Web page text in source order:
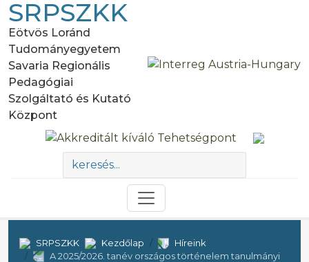
SRPSZKK
Eötvös Loránd
Tudományegyetem
Savaria Regionális
Pedagógiai
Szolgáltató és Kutató
Központ
SRPSZKK Kezdőlap
Híreink
A 2025/2026. tanév országos történelem tanulmányi